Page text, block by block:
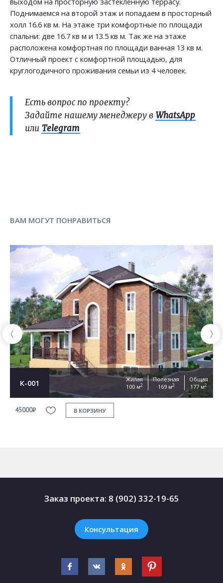
Поднимаемся на второй этаж и попадаем в просторный
холл 16.6 кв м. На этаже три комфортные по площади
спальни: две 16.7 кв м и 13.5 кв м. Так же на этаже
расположена комфортная по площади ванная 13 кв м.
Отличный проект с комфортной площадью, для
круглогодичного проживания семьи из 4 человек.
Есть вопрос по проекту?
Задайте нашему менеджеру в WhatsApp
или Telegram
ВАМ МОГУТ ПОНРАВИТЬСЯ
К-001
Жилая
100 м2
Полезная
169 м2
Общая
177 м2
45000₽ В КОРЗИНУ
Заказ проекта: 8 (902) 332-19-65
Консультация